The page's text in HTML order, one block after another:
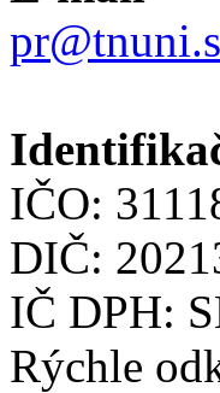
IČO:
DIČ:
IČ DPH:
Rýchle